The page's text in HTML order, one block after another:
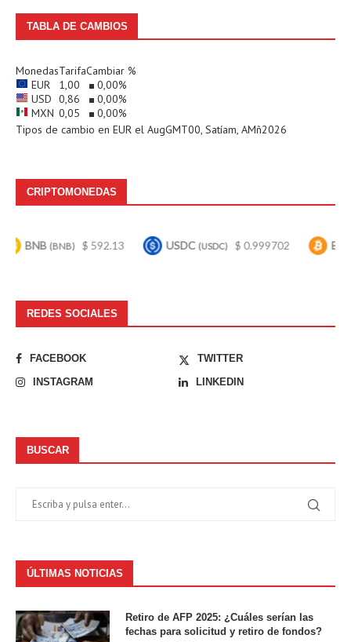
TABLA DE CAMBIOS
MonedasTarifaCambiar %
EUR
1,00 0,00%
USD 0,86 0,00%
MXN 0,05 0,00%
Tipos de cambio en EUR el AugGMT00, Satíam, AMñ2026
CRIPTOMONEDAS
(BNB) $ 592.13 USDC(USDC) $ 0.999702 Bitcoin (BTC)
REDES SOCIALES
FACEBOOK
TWITTER
INSTAGRAM
LINKEDIN
BUSCAR
ÚLTIMAS NOTICIAS
Retiro de AFP 2025: ¿Cuáles serían las
fechas para solicitud y retiro de fondos?